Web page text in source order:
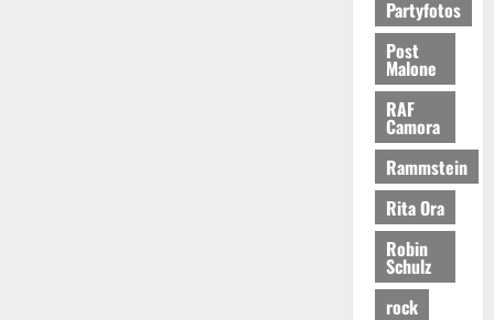
Partyfotos
Post
Malone
RAF
Camora
Rammstein
Rita Ora
Robin
Schulz
rock